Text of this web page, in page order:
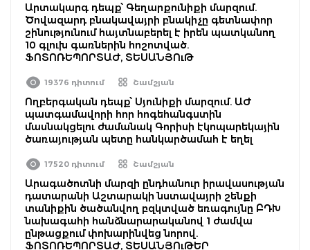
Արտակարգ դեպք՝ Գեղարքունիքի մարզում.
Ծովազարդ բնակավայրի բնակիչը գետնափոր
շինությունում հայտնաբերել է իրեն պատկանող
10 գլուխ գառներին հոշոտված.
ՖՈՏՈՌԵՊՈՐՏԱԺ, ՏԵՍԱՆՅՈւԹ
19376 դիտում Շամշյան
Ողբերգական դեպք՝ Սյունիքի մարզում. ԱԺ
պատգամավորի հոր հոգեհանգստին
մասնակցելու ժամանակ Գորիսի էկոպարեկային
ծառայության պետը հանկարծամահ է եղել
17520 դիտում Շամշյան
Արագածոտնի մարզի ընդհանուր իրավասության
դատարանի Աշտարակի նստավայրի շենքի
տանիքին ծածանվող բզկտված եռագույնը ԲԴԽ
նախագահի հանձնարարականով 1 ժամվա
ընթացքում փոխարինվեց նորով.
ՖՈՏՈՌԵՊՈՐՏԱԺ, ՏԵՍԱՆՅՈւԹԵՐ